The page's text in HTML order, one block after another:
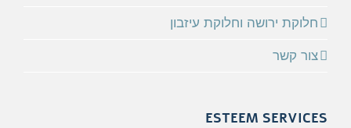
חלוקת ירושה וחלוקת עיזבון
צור קשר
ESTEEM SERVICES